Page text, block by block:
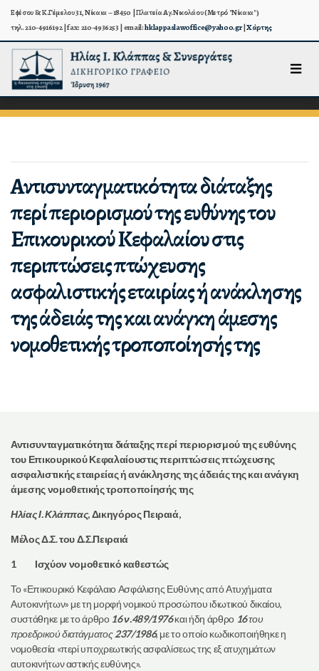
Εφέσου & Κ.Γέμελου 31, Νίκαια – 18450 | Πλατεία Αγ.Νικολάου (Μετρό "Νίκαια")
τηλ. 210-4916192 | fax: 210-4936253 | email:hklappaslawoffice@yahoo.gr|Χάρτης
Αντισυνταγματικότητα διάταξης
περί περιορισμού της ευθύνης του
Επικουρικού Κεφαλαίου στις
περιπτώσεις πτώχευσης
ασφαλιστικής εταιρίας ή ανάκλησης
της άδειάς της και ανάγκη άμεσης
νομοθετικής τροποποίησής της
Αντισυνταγματικότητα διάταξης περί περιορισμού της ευθύνης
του Επικουρικού Κεφαλαίουστις περιπτώσεις πτώχευσης
ασφαλιστικής εταιρείας ή ανάκλησης της άδειάς της και ανάγκη
άμεσης νομοθετικής τροποποίησής της
Ηλίας Ι. Κλάππας, Δικηγόρος Πειραιά,
Μέλος Δ.Σ. του Δ.Σ.Πειραιά
1 Ισχύον νομοθετικό καθεστώς
Το «Επικουρικό Κεφάλαιο Ασφάλισης Ευθύνης από Ατυχήματα
Αυτοκινήτων» με τη μορφή νομικού προσώπου ιδιωτικού δικαίου,
συστάθηκε με το άρθρο 16 ν.489/1976και ήδη άρθρο 16του
προεδρικού διατάγματος237/1986, με το οποίο κωδικοποιήθηκε η
νομοθεσία «περί υποχρεωτικής ασφαλίσεως της εξ ατυχημάτων
αυτοκινήτων αστικής ευθύνης».